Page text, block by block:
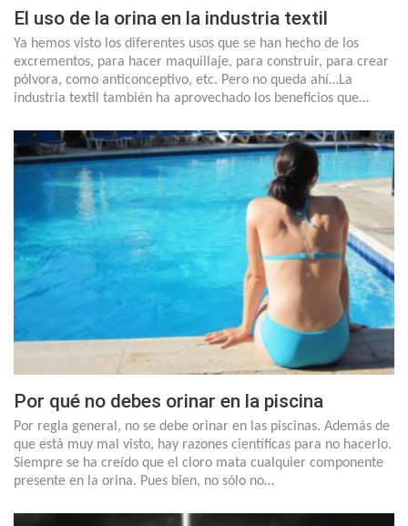
El uso de la orina en la industria textil
Ya hemos visto los diferentes usos que se han hecho de los
excrementos, para hacer maquillaje, para construir, para crear
pólvora, como anticonceptivo, etc. Pero no queda ahí…La
industria textil también ha aprovechado los beneficios que…
Por qué no debes orinar en la piscina
Por regla general, no se debe orinar en las piscinas. Además de
que está muy mal visto, hay razones científicas para no hacerlo.
Siempre se ha creído que el cloro mata cualquier componente
presente en la orina. Pues bien, no sólo no…